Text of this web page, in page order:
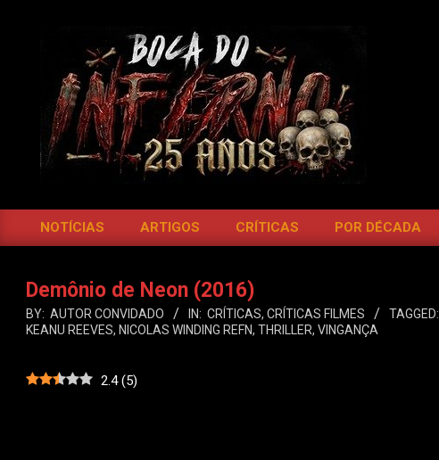
BOCA
DO
Primary
Menu
NOTÍCIAS ARTIGOS CRÍTICAS POR DÉCADA
Demônio de Neon (2016)
BY: AUTOR CONVIDADO IN: CRÍTICAS, CRÍTICAS FILMES TAGGED:
KEANU REEVES, NICOLAS WINDING REFN, THRILLER, VINGANÇA
2.4 (5)